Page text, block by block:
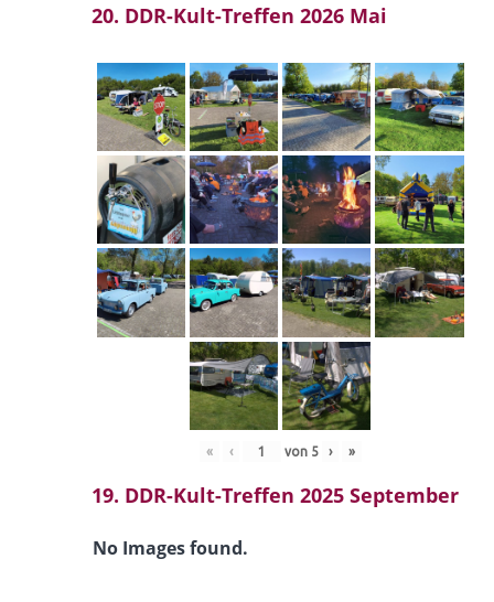
20. DDR-Kult-Treffen 2026 Mai
« ‹ von 5 › »
19. DDR-Kult-Treffen 2025 September
No Images found.